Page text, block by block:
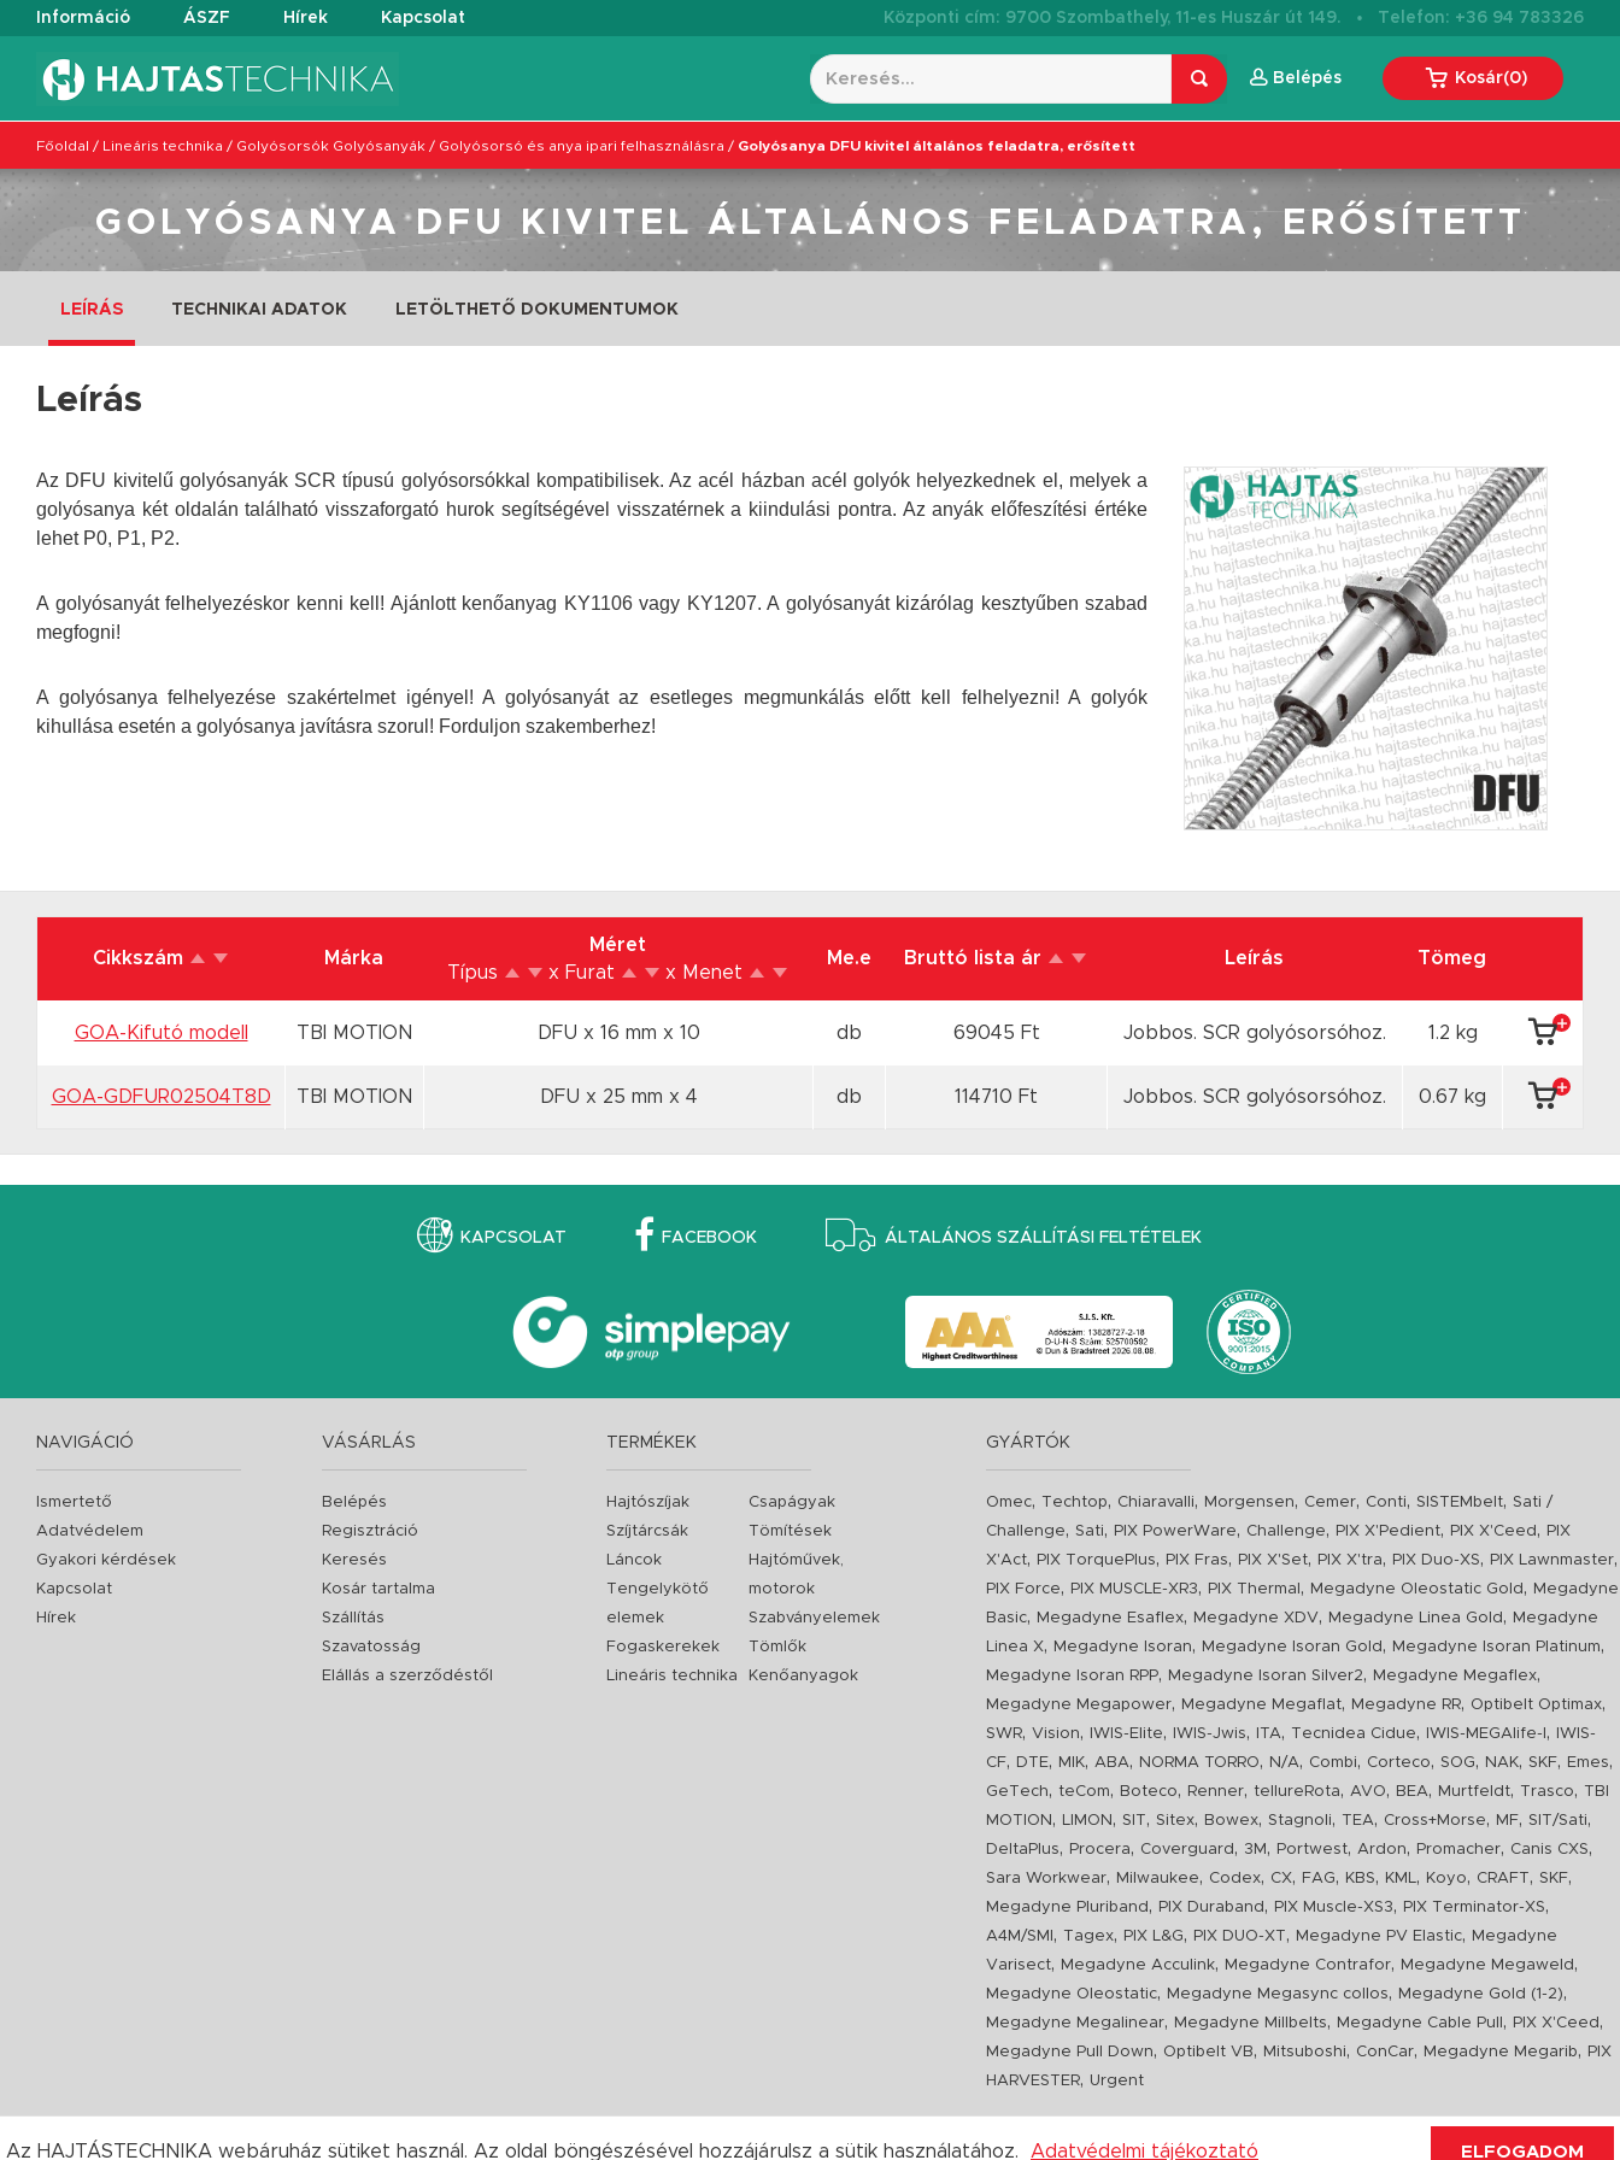
Információ ÁSZF Hírek Kapcsolat Központi cím: 9700 Szombathely, 11-es Huszár út 149. · Telefon: +36 94 783326
Belépés Kosár(0)
Főoldal / Lineáris technika / Golyósorsók Golyósanyák / Golyósorsó és anya ipari felhasználásra / Golyósanya DFU kivitel általános feladatra, erősített
GOLYÓSANYA DFU KIVITEL ÁLTALÁNOS FELADATRA, ERŐSÍTETT
LEÍRÁS TECHNIKAI ADATOK LETÖLTHETŐ DOKUMENTUMOK
Leírás
Az DFU kivitelű golyósanyák SCR típusú golyósorsókkal kompatibilisek. Az acél házban acél golyók helyezkednek el, melyek a
golyósanya két oldalán található visszaforgató hurok segítségével visszatérnek a kiindulási pontra. Az anyák előfeszítési értéke
lehet P0, P1, P2.
A golyósanyát felhelyezéskor kenni kell! Ajánlott kenőanyag KY1106 vagy KY1207. A golyósanyát kizárólag kesztyűben szabad
megfogni!
A golyósanya felhelyezése szakértelmet igényel! A golyósanyát az esetleges megmunkálás előtt kell felhelyezni! A golyók
kihullása esetén a golyósanya javításra szorul! Forduljon szakemberhez!
Cikkszám Márka
Méret
Típus
x Furat x Menet
Me.e Bruttó lista ár Leírás Tömeg
GOA-Kifutó modell TBI MOTION DFU x 16 mm x 10 db 69045 Ft Jobbos. SCR golyósorsóhoz. 1.2 kg
GOA-GDFUR02504T8D TBI MOTION DFU x 25 mm x 4 db 114710 Ft Jobbos. SCR golyósorsóhoz. 0.67 kg
KAPCSOLAT FACEBOOK ÁLTALÁNOS SZÁLLÍTÁSI FELTÉTELEK
NAVIGÁCIÓ
Ismertető
Adatvédelem
Gyakori kérdések
Kapcsolat
Hírek
VÁSÁRLÁS
Belépés
Regisztráció
Keresés
Kosár tartalma
Szállítás
Szavatosság
Elállás a szerződéstől
TERMÉKEK
Hajtószíjak
Szíjtárcsák
Láncok
Tengelykötő
elemek
Fogaskerekek
Lineáris technika
Csapágyak
Tömítések
Hajtóművek,
motorok
Szabványelemek
Tömlők
Kenőanyagok
GYÁRTÓK
Omec, Techtop, Chiaravalli, Morgensen, Cemer, Conti,SISTEMbelt,Sati /
Challenge,Sati, PIX PowerWare, Challenge, PIX X'Pedient, PIX X'Ceed ,
PIX
X'Act, PIX TorquePlus, PIX Fras, PIX X'Set, PIX X'tra, PIX Duo-XS, PIX Lawnmaster,
PIX Force, PIX MUSCLE-XR3, PIX Thermal , Megadyne Oleostatic Gold ,
Megadyne
Basic, Megadyne Esaflex, Megadyne XDV, Megadyne Linea Gold ,
Megadyne
Linea X, Megadyne Isoran, Megadyne Isoran Gold , Megadyne Isoran Platinum,
Megadyne Isoran RPP, Megadyne Isoran Silver2, Megadyne Megaflex,
Megadyne Megapower, Megadyne Megaflat, Megadyne RR, Optibelt Optimax,
SWR,Vision, IWIS-Elite, IWIS-Jwis, ITA, Tecnidea Cidue, IWIS-MEGAlife-I ,
IWIS-
CF, DTE, MIK, ABA, NORMA TORRO, N/A, Combi, Corteco,SOG, NAK,SKF, Emes,
GeTech, teCom, Boteco, Renner, tellureRota, AVO, BEA, Murtfeldt, Trasco, TBI
MOTION , LIMON ,SIT,Sitex, Bowex,Stagnoli, TEA, Cross+Morse, MF,SIT/Sati,
DeltaPlus, Procera, Coverguard , 3M , Portwest, Ardon, Promacher, Canis CXS,
Sara Workwear, Milwaukee, Codex, CX, FAG, KBS, KML, Koyo, CRAFT,SKF,
Megadyne Pluriband , PIX Duraband , PIX Muscle-XS3, PIX Terminator-XS,
A4M/SMI , Tagex, PIX L&G, PIX DUO-XT, Megadyne PV Elastic,
Megadyne
Varisect, Megadyne Acculink, Megadyne Contrafor, Megadyne Megaweld ,
Megadyne Oleostatic, Megadyne Megasync collos, Megadyne Gold (1-2),
Megadyne Megalinear, Megadyne Millbelts, Megadyne Cable Pull , PIX X'Ceed ,
Megadyne Pull Down, Optibelt VB, Mitsuboshi, ConCar, Megadyne Megarib,
PIX
HARVESTER, Urgent
Az HAJTÁSTECHNIKA webáruház sütiket használ. Az oldal böngészésével hozzájárulsz a sütik használatához. Adatvédelmi tájékoztató ELFOGADOM